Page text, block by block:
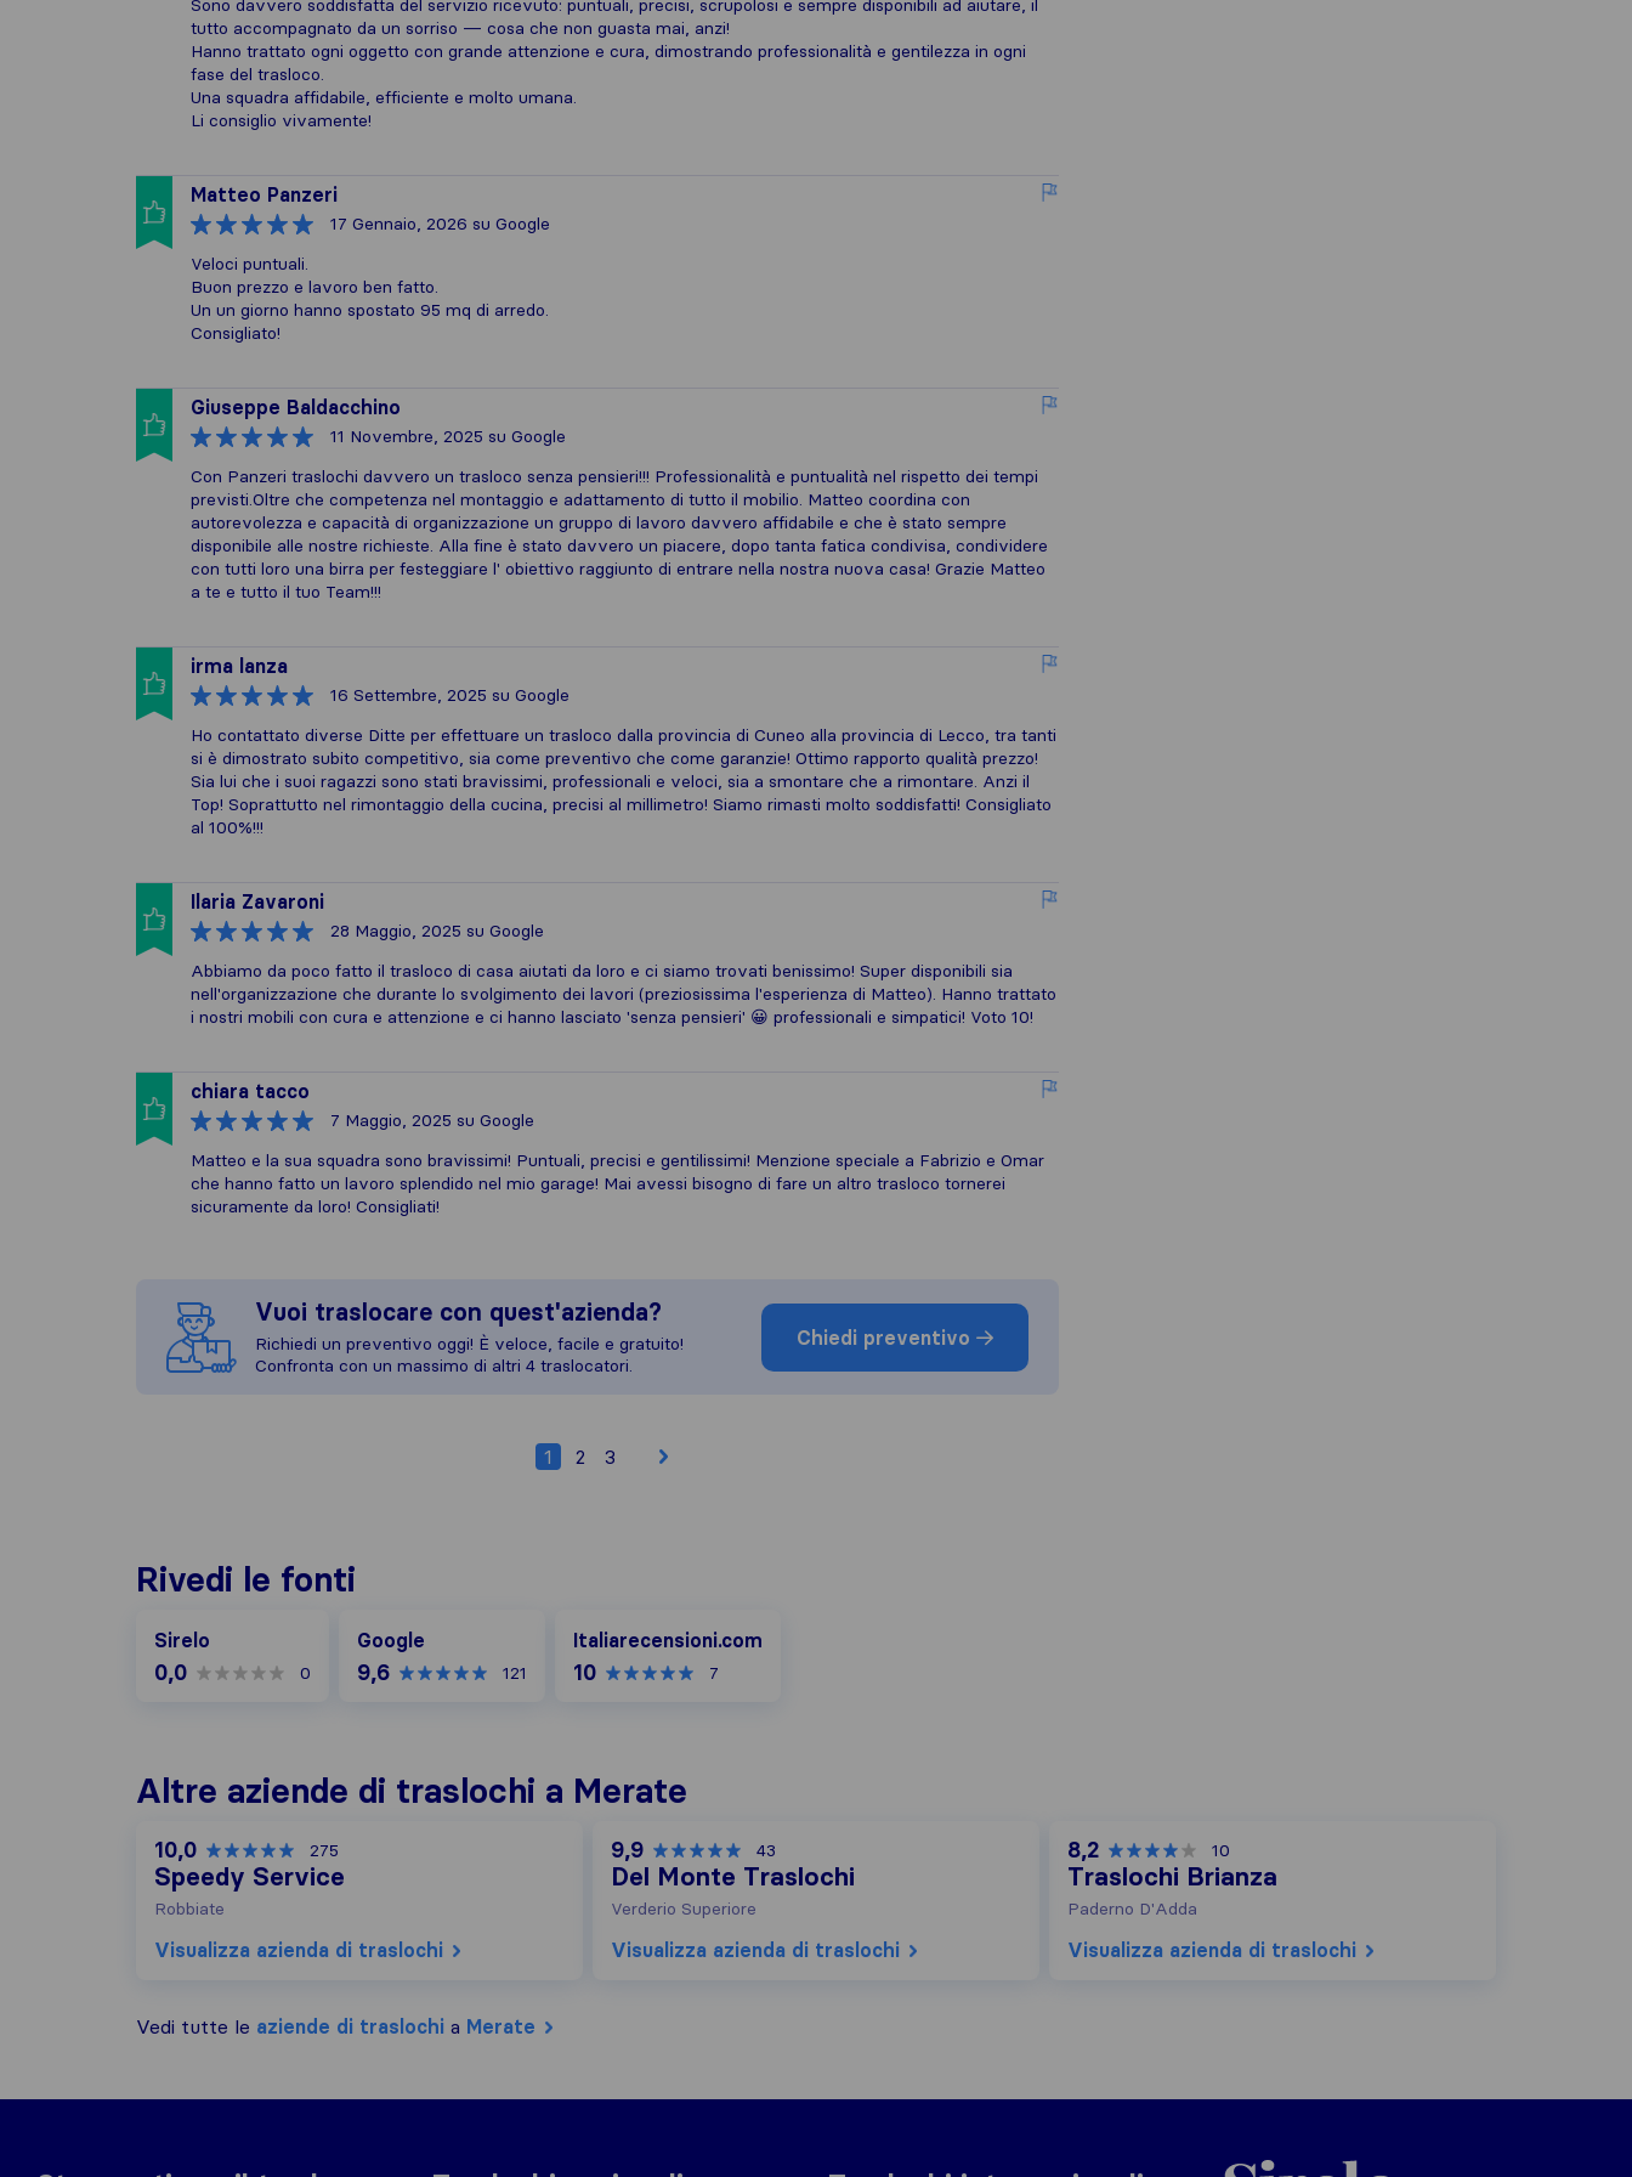
Sono davvero soddisfatta del servizio ricevuto: puntuali, precisi, scrupolosi e sempre disponibili ad aiutare, il
tutto accompagnato da un sorriso — cosa che non guasta mai, anzi!
Hanno trattato ogni oggetto con grande attenzione e cura, dimostrando professionalità e gentilezza in ogni
fase del trasloco.
Una squadra affidabile, efficiente e molto umana.
Li consiglio vivamente!
Matteo Panzeri
17 Gennaio, 2026 su Google
Veloci puntuali.
Buon prezzo e lavoro ben fatto.
Un un giorno hanno spostato 95 mq di arredo.
Consigliato!
Giuseppe Baldacchino
11 Novembre, 2025 su Google
Con Panzeri traslochi davvero un trasloco senza pensieri!!! Professionalità e puntualità nel rispetto dei tempi
previsti.Oltre che competenza nel montaggio e adattamento di tutto il mobilio. Matteo coordina con
autorevolezza e capacità di organizzazione un gruppo di lavoro davvero affidabile e che è stato sempre
disponibile alle nostre richieste. Alla fine è stato davvero un piacere, dopo tanta fatica condivisa, condividere
con tutti loro una birra per festeggiare l' obiettivo raggiunto di entrare nella nostra nuova casa! Grazie Matteo
a te e tutto il tuo Team!!!
irma lanza
16 Settembre, 2025 su Google
Ho contattato diverse Ditte per effettuare un trasloco dalla provincia di Cuneo alla provincia di Lecco, tra tanti
si è dimostrato subito competitivo, sia come preventivo che come garanzie! Ottimo rapporto qualità prezzo!
Sia lui che i suoi ragazzi sono stati bravissimi, professionali e veloci, sia a smontare che a rimontare. Anzi il
Top! Soprattutto nel rimontaggio della cucina, precisi al millimetro! Siamo rimasti molto soddisfatti! Consigliato
al 100%!!!
Ilaria Zavaroni
28 Maggio, 2025 su Google
Abbiamo da poco fatto il trasloco di casa aiutati da loro e ci siamo trovati benissimo! Super disponibili sia
nell'organizzazione che durante lo svolgimento dei lavori (preziosissima l'esperienza di Matteo). Hanno trattato
i nostri mobili con cura e attenzione e ci hanno lasciato 'senza pensieri' 😀 professionali e simpatici! Voto 10!
chiara tacco
7 Maggio, 2025 su Google
Matteo e la sua squadra sono bravissimi! Puntuali, precisi e gentilissimi! Menzione speciale a Fabrizio e Omar
che hanno fatto un lavoro splendido nel mio garage! Mai avessi bisogno di fare un altro trasloco tornerei
sicuramente da loro! Consigliati!
Vuoi traslocare con quest'azienda?
Richiedi un preventivo oggi! È veloce, facile e gratuito!
Confronta con un massimo di altri 4 traslocatori.
Chiedi preventivo
1 2 3
Rivedi le fonti
Sirelo
0,0 0
Google
9,6 121
Italiarecensioni.com
10 7
Altre aziende di traslochi a Merate
10,0 275
Speedy Service
Robbiate
Visualizza azienda di traslochi
9,9 43
Del Monte Traslochi
Verderio Superiore
Visualizza azienda di traslochi
8,2 10
Traslochi Brianza
Paderno D'Adda
Visualizza azienda di traslochi
Vedi tutte le aziende di traslochi a Merate
Sirelo.it